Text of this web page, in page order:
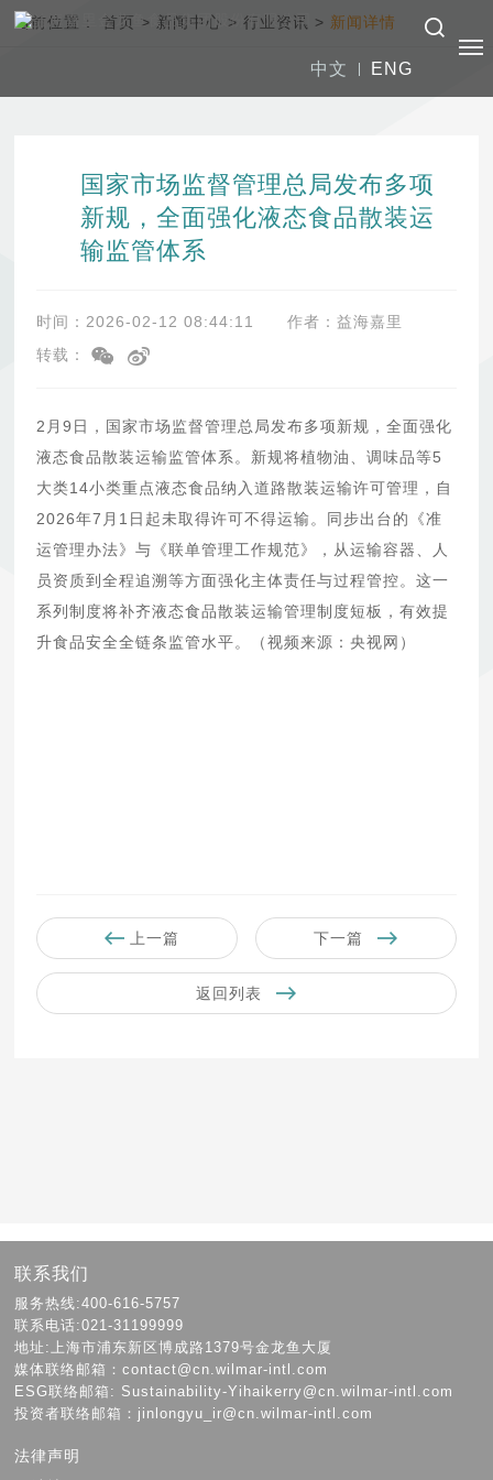
中文 ENG
当前位置：首页 > 新闻中心 > 行业资讯 > 新闻详情
国家市场监督管理总局发布多项
新规，全面强化液态食品散装运
输监管体系
时间：2026-02-12 08:44:11
作者：益海嘉里
转载：
2月9日，国家市场监督管理总局发布多项新规，全面强化
液态食品散装运输监管体系。新规将植物油、调味品等5
大类14小类重点液态食品纳入道路散装运输许可管理，自
2026年7月1日起未取得许可不得运输。同步出台的《准
运管理办法》与《联单管理工作规范》，从运输容器、人
员资质到全程追溯等方面强化主体责任与过程管控。这一
系列制度将补齐液态食品散装运输管理制度短板，有效提
升食品安全全链条监管水平。（视频来源：央视网）
上一篇 下一篇
返回列表
联系我们
服务热线:400-616-5757
联系电话:021-31199999
地址:上海市浦东新区博成路1379号金龙鱼大厦
媒体联络邮箱：contact@cn.wilmar-intl.com
ESG联络邮箱: Sustainability-Yihaikerry@cn.wilmar-intl.com
投资者联络邮箱：jinlongyu_ir@cn.wilmar-intl.com
法律声明